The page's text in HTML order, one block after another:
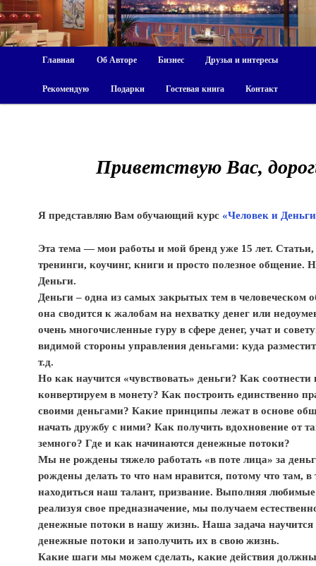
Главная Об Авторе Бизнес Друзья и интересы
Рекомендую Подарки Гостевая книга Контакт
Приветствую Вас,
Я представляю Вам обучающий курс «Человек и
Эта тема — мои работы и мой бренд уже 15 лет.
тренинги, коучинг, книги и просто полезное общение.
Деньги.
Деньги – одна из самых закрытых тем в человеческом
она сводится к жалобам на нехватку денег или
очень многочисленные гуру в сфере денег, учат и
видимой стороны управления деньгами: куда
т.д.
Но как научится «чувствовать» деньги? Как
конвертируем в монету? Как построить единственно
своими деньгами? Какие принципы лежат в основе
начать дружбу с ними? Как получить вдохновение от
земного? Где и как начинаются денежные потоки?
Мы не рождены тяжело работать «в поте лица» за
рождены делать то что нам нравится, потому что там, в
находиться наш талант, призвание. Выполняя любимые
реализуя свое предназначение, мы получаем
денежные потоки в нашу жизнь. Наша задача научится
денежные потоки и заполучить их в свою жизнь.
Какие шаги мы можем сделать, какие действия